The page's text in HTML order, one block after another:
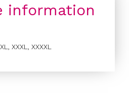
information
XXXL, XXXXL